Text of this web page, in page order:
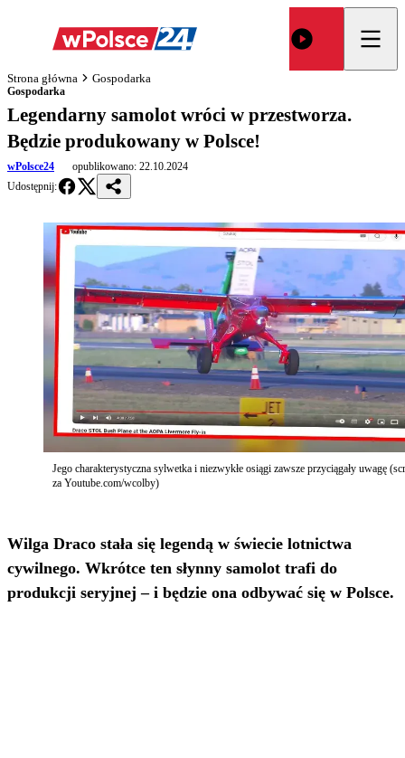
Strona główna Gospodarka
Gospodarka
Legendarny samolot wróci w przestworza.
Będzie produkowany w Polsce!
wPolsce24 opublikowano: 22.10.2024
Udostępnij:
Jego charakterystyczna sylwetka i niezwykłe osiągi zawsze przyciągały uwagę
za Youtube.com/wcolby)
Wilga Draco stała się legendą w świecie lotnictwa
cywilnego. Wkrótce ten słynny samolot trafi do
produkcji seryjnej – i będzie ona odbywać się w Polsce.